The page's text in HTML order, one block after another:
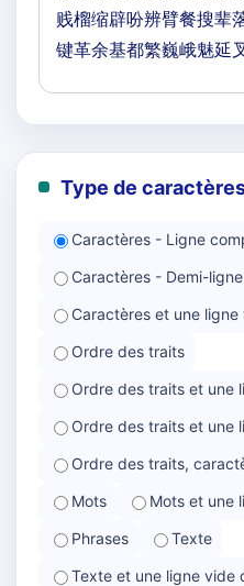
Type de
Caractères - Ligne
Caractères - Demi-ligne
Caractères et une
Ordre des traits
Ordre des traits et une
Ordre des traits et une
Ordre des traits,
Mots
Mots et une
Phrases
Texte
Texte et une ligne vide